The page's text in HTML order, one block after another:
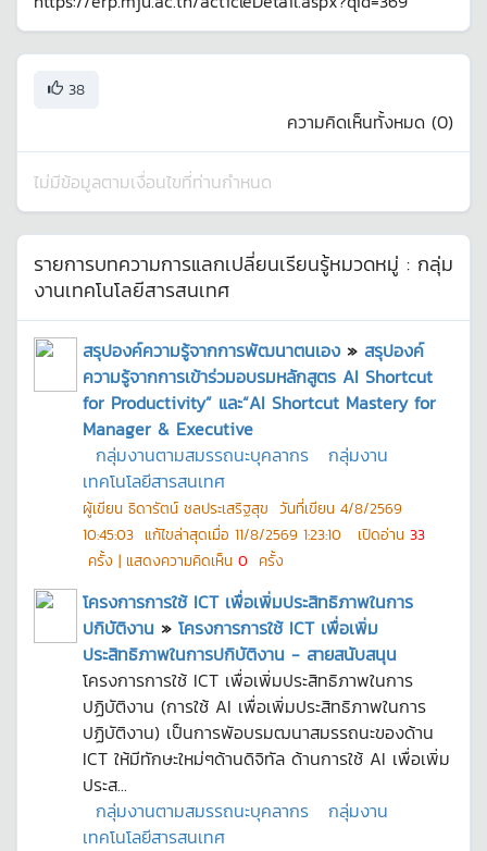
38
ความคิดเห็นทั้งหมด (0)
ไม่มีข้อมูลตามเงื่อนไขที่ท่านกำหนด
รายการบทความการแลกเปลี่ยนเรียนรู้หมวดหมู่ : กลุ่ม
งานเทคโนโลยีสารสนเทศ
สรุปองค์ความรู้จากการพัฒนาตนเอง » สรุปองค์
ความรู้จากการเข้าร่วมอบรมหลักสูตร AI Shortcut
for Productivity” และ“AI Shortcut Mastery for
Manager & Executive
กลุ่มงานตามสมรรถนะบุคลากร
กลุ่มงาน
เทคโนโลยีสารสนเทศ
ผู้เขียน ธิดารัตน์ ชลประเสริฐสุข วันที่เขียน 4/8/2569
10:45:03 แก้ไขล่าสุดเมื่อ 11/8/2569 1:23:10 เปิดอ่าน 33
ครั้ง | แสดงความคิดเห็น 0 ครั้ง
โครงการการใช้ ICT เพื่อเพิ่มประสิทธิภาพในการ
ปกิบัติงาน » โครงการการใช้ ICT เพื่อเพิ่ม
ประสิทธิภาพในการปกิบัติงาน - สายสนับสนุน
โครงการการใช้ ICT เพื่อเพิ่มประสิทธิภาพในการ
ปฏิบัติงาน (การใช้ AI เพื่อเพิ่มประสิทธิภาพในการ
ปฏิบัติงาน) เป็นการพัอบรมฒนาสมรรถนะของด้าน
ICT ให้มีทักษะใหม่ๆด้านดิจิทัล ด้านการใช้ AI เพื่อเพิ่ม
ประส...
กลุ่มงานตามสมรรถนะบุคลากร
กลุ่มงาน
เทคโนโลยีสารสนเทศ